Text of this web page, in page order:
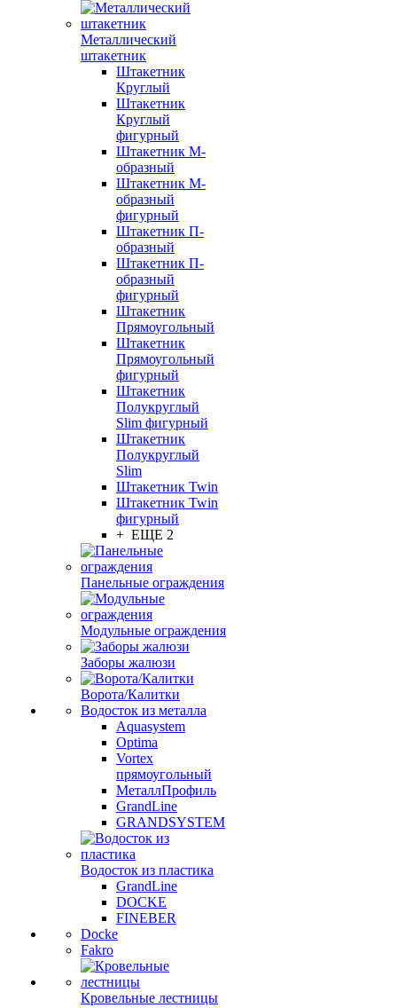
Металлический
штакетник
Штакетник
Круглый
Штакетник
Круглый
фигурный
Штакетник М-
образный
Штакетник М-
образный
фигурный
Штакетник П-
образный
Штакетник П-
образный
фигурный
Штакетник
Прямоугольный
Штакетник
Прямоугольный
фигурный
Штакетник
Полукруглый
Slim фигурный
Штакетник
Полукруглый
Slim
Штакетник Twin
Штакетник Twin
фигурный
+ ЕЩЕ 2
Панельные ограждения
Модульные ограждения
Заборы жалюзи
Ворота/Калитки
Водосток из металла
Aquasystem
Optima
Vortex
прямоугольный
МеталлПрофиль
GrandLine
GRANDSYSTEM
Водосток из пластика
GrandLine
DOCKE
FINEBER
Docke
Fakro
Кровельные лестницы